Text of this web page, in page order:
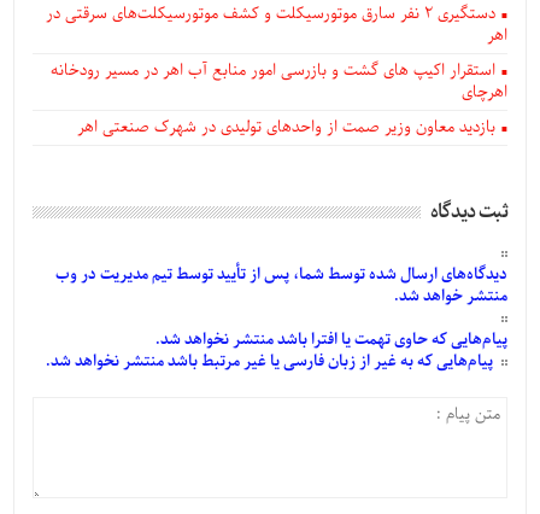
دستگيری ۲ نفر سارق موتورسیکلت و کشف موتورسیکلت‌های سرقتی در
اهر
استقرار اکیپ های گشت و بازرسی امور منابع آب اهر در مسیر رودخانه
اهرچای
بازدید معاون وزیر صمت از واحدهای تولیدی در شهرک صنعتی اهر
ثبت دیدگاه
دیدگاه‌هایارسالشدهتوسط شما، پس ازتأییدتوسط تیم مدیریت در وب
منتشر خواهد شد.
پیام‌هاییکه حاوی تهمت یا افترا باشد منتشر نخواهد شد.
پیام‌هاییکه به غیر از زبان فارسی یا غیر مرتبط باشد منتشر نخواهد شد.